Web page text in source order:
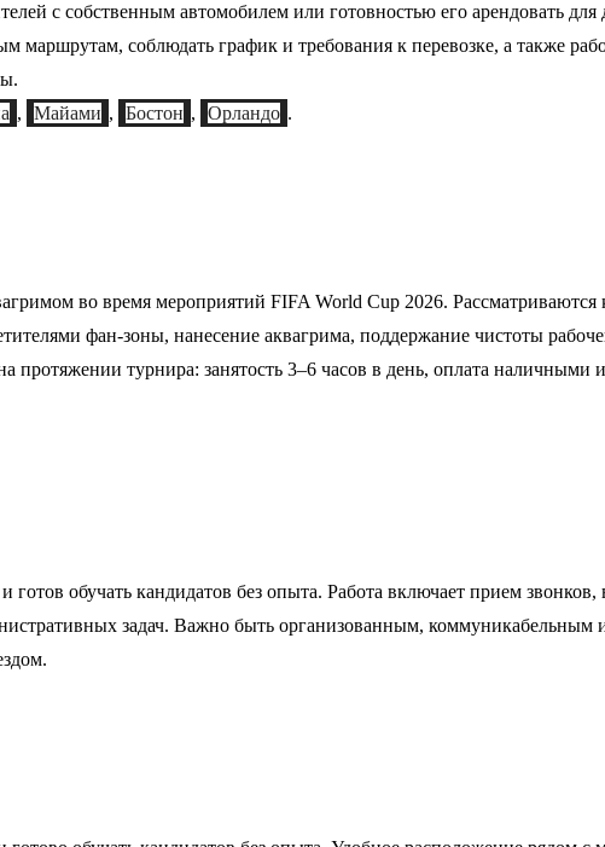
с собственным автомобилем или готовностью его арендовать
маршрутам, соблюдать график и требования к перевозке, а также
, Майами , Бостон , Орландо .
во время мероприятий FIFA World Cup 2026.
фан-зоны, нанесение аквагрима, поддержание чистоты
протяжении турнира: занятость 3–6 часов в день, оплата
обучать кандидатов без опыта. Работа включает прием
задач. Важно быть организованным, коммуникабельным